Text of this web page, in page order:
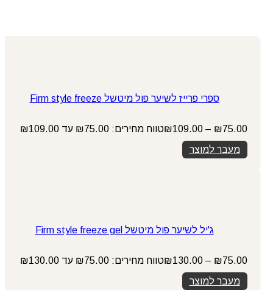
ספרי פרייז לשיער פול מיטשל Firm style freeze
₪75.00
–
₪109.00
טווח מחירים: ⁦₪75.00⁩ עד ⁦₪109.00⁩
מעבר למוצר
ג'יל לשיער פול מיטשל Firm style freeze gel
₪75.00
–
₪130.00
טווח מחירים: ⁦₪75.00⁩ עד ⁦₪130.00⁩
מעבר למוצר